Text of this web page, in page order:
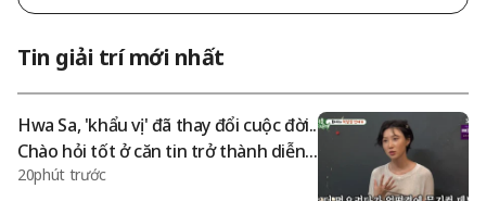
ang theo ảnh chụp hai người". Trong bức ảnh công khai, có hìn
h ảnh Sून-ja và Kyung-su tạo dáng với mô hình mặt trăng là
m nền. Đặc biệt, Sून-ja đã ôm chặt Kyung-su và nhìn vào mắ
Tin giải trí mới nhất
Hwa Sa, 'khẩu vị' đã thay đổi cuộc đời..
Chào hỏi tốt ở căn tin trở thành diễn v
iên chính của vở nhạc kịch [Những đứ
20phút trước